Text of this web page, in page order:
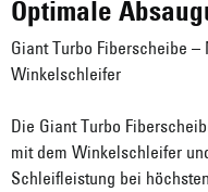
Optimale
Giant Turbo Fiberscheibe
Winkelschleifer
Die Giant Turbo
mit dem Winkelschleifer
Schleifleistung bei